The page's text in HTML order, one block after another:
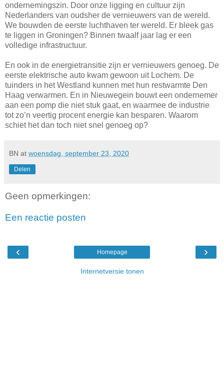
ondernemingszin. Door onze ligging en cultuur zijn
Nederlanders van oudsher de vernieuwers van de wereld.
We bouwden de eerste luchthaven ter wereld. Er bleek gas
te liggen in Groningen? Binnen twaalf jaar lag er een
volledige infrastructuur.
En ook in de energietransitie zijn er vernieuwers genoeg. De
eerste elektrische auto kwam gewoon uit Lochem. De
tuinders in het Westland kunnen met hun restwarmte Den
Haag verwarmen. En in Nieuwegein bouwt een ondernemer
aan een pomp die niet stuk gaat, en waarmee de industrie
tot zo’n veertig procent energie kan besparen. Waarom
schiet het dan toch niet snel genoeg op?
BN at woensdag, september 23, 2020
Delen
Geen opmerkingen:
Een reactie posten
‹ ›
Homepage
Internetversie tonen